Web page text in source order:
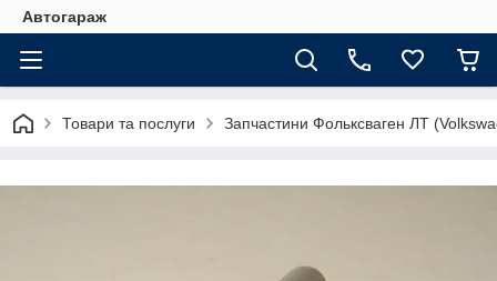
Автогараж
Товари та послуги Запчастини Фольксваген ЛТ